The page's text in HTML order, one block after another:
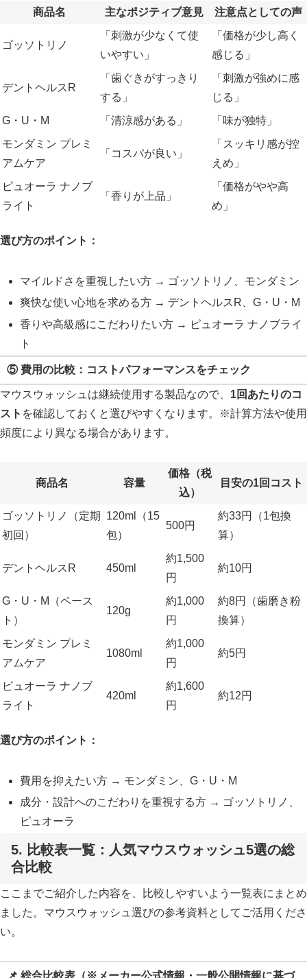
商品名 主なポジティブ意見 注意点としての声
ゴッソトリノ
「刺激が少なくて使
いやすい」
「価格が少し高く
感じる」
デントヘルスR
「歯ぐきがすっきり
する」
「刺激が強めに感
じる」
G・U・M
「清涼感がある」
「味が独特」
モンダミン プレミ
アムケア
「コスパが良い」
「スッキリ感が控
えめ」
ピュオーラ ナノブ
ライト
「香りが上品」
「価格がやや高
め」
選び方のポイント：
マイルドさを重視したい方 → ゴッソトリノ、モンダミン
爽快な使い心地を求める方 → デントヘルスR、G・U・M
香りや高級感にこだわりたい方 → ピュオーラ ナノブライ
ト
⑤ 費用の比較：コストパフォーマンスをチェック
マウスウォッシュは継続使用する製品なので、 1回あたりのコ
スト を確認しておくと選びやすくなります。※計算方法や使用
頻度により異なる場合があります。
商品名 容量
価格（税
込）
目安の1回コスト
ゴッソトリノ（定期
初回）
120ml（15
包）
500円
約33円（1包換
算）
デントヘルスR 450ml
約1,500
円
約10円
G・U・M（ペース
ト）
120g
約1,000
円
約8円（歯磨き粉
換算）
モンダミン プレミ
アムケア
1080ml
約1,000
円
約5円
ピュオーラ ナノブ
ライト
420ml
約1,600
円
約12円
選び方のポイント：
費用を抑えたい方 → モンダミン、G・U・M
成分・設計へのこだわりを重視する方 → ゴッソトリノ、
ピュオーラ
5. 比較表一覧：人気マウスウォッシュ5選の総
合比較
ここまでご紹介した内容を、比較しやすいよう一覧表にまとめ
ました。マウスウォッシュ選びの参考資料としてご活用くださ
い。
📌 総合比較表（※メーカー公式情報・一般公開情報に基づ